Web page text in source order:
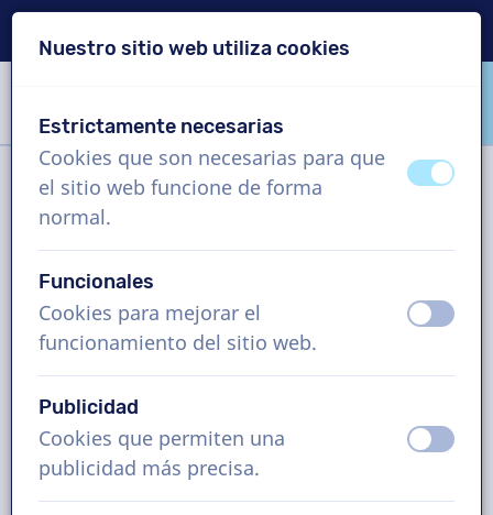
VoiceProductions
Filtro
Proyecto
Voz en off en Español (América
Latina), audioguía, hombre y mujer
Nuestro sitio web utiliza cookies
Estrictamente necesarias
Cookies que son necesarias para que
el sitio web funcione de forma
normal.
Funcionales
Cookies para mejorar el
funcionamiento del sitio web.
Publicidad
Cookies que permiten una
publicidad más precisa.